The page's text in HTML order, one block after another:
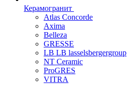
Керамогранит
Atlas Concorde
Axima
Belleza
GRESSE
LB LB lasselsbergergroup
NT Ceramic
ProGRES
VITRA